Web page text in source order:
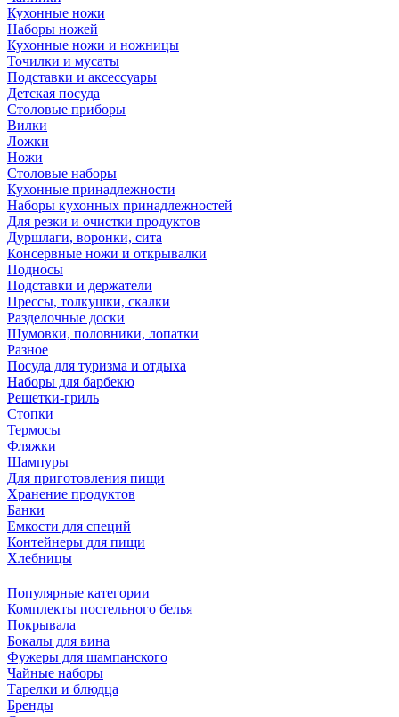
Кухонные ножи
Наборы ножей
Кухонные ножи и ножницы
Точилки и мусаты
Подставки и аксессуары
Детская посуда
Столовые приборы
Вилки
Ложки
Ножи
Столовые наборы
Кухонные принадлежности
Наборы кухонных принадлежностей
Для резки и очистки продуктов
Дуршлаги, воронки, сита
Консервные ножи и открывалки
Подносы
Подставки и держатели
Прессы, толкушки, скалки
Разделочные доски
Шумовки, половники, лопатки
Разное
Посуда для туризма и отдыха
Наборы для барбекю
Решетки-гриль
Стопки
Термосы
Фляжки
Шампуры
Для приготовления пищи
Хранение продуктов
Банки
Емкости для специй
Контейнеры для пищи
Хлебницы
Популярные категории
Комплекты постельного белья
Покрывала
Бокалы для вина
Фужеры для шампанского
Чайные наборы
Тарелки и блюдца
Бренды